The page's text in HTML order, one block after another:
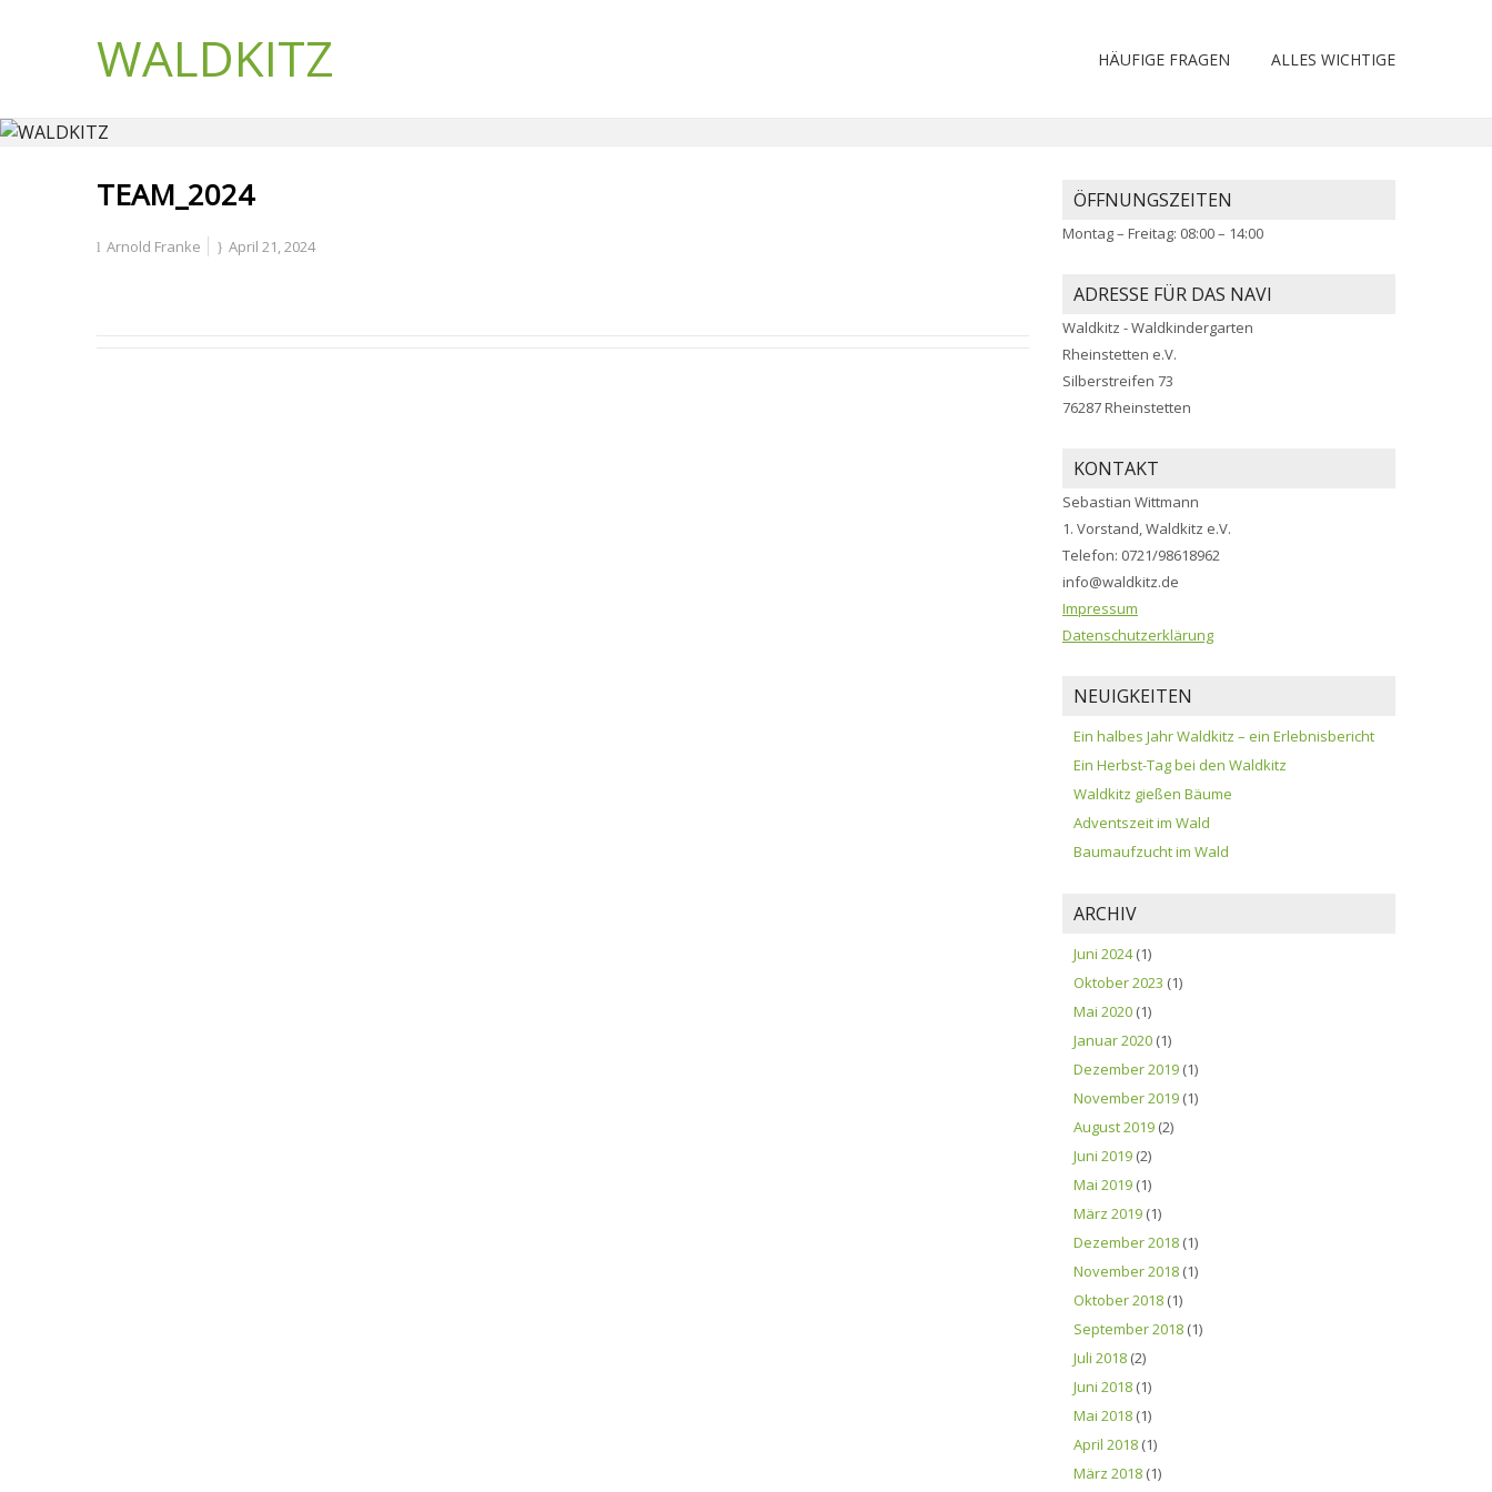
WALDKITZ HÄUFIGE FRAGEN ALLES WICHTIGE
TEAM_2024
Arnold Franke April 21, 2024
ÖFFNUNGSZEITEN
Montag – Freitag: 08:00 – 14:00
ADRESSE FÜR DAS NAVI
Waldkitz - Waldkindergarten
Rheinstetten e.V.
Silberstreifen 73
76287 Rheinstetten
KONTAKT
Sebastian Wittmann
1. Vorstand, Waldkitz e.V.
Telefon: 0721/98618962
info@waldkitz.de
Impressum
Datenschutzerklärung
NEUIGKEITEN
Ein halbes Jahr Waldkitz – ein Erlebnisbericht
Ein Herbst-Tag bei den Waldkitz
Waldkitz gießen Bäume
Adventszeit im Wald
Baumaufzucht im Wald
ARCHIV
Juni 2024(1)
Oktober 2023 (1)
Mai 2020 (1)
Januar 2020 (1)
Dezember 2019 (1)
November 2019 (1)
August 2019 (2)
Juni 2019 (2)
Mai 2019 (1)
März 2019 (1)
Dezember 2018 (1)
November 2018 (1)
Oktober 2018 (1)
September 2018 (1)
Juli 2018 (2)
Juni 2018 (1)
Mai 2018 (1)
April 2018 (1)
März 2018 (1)